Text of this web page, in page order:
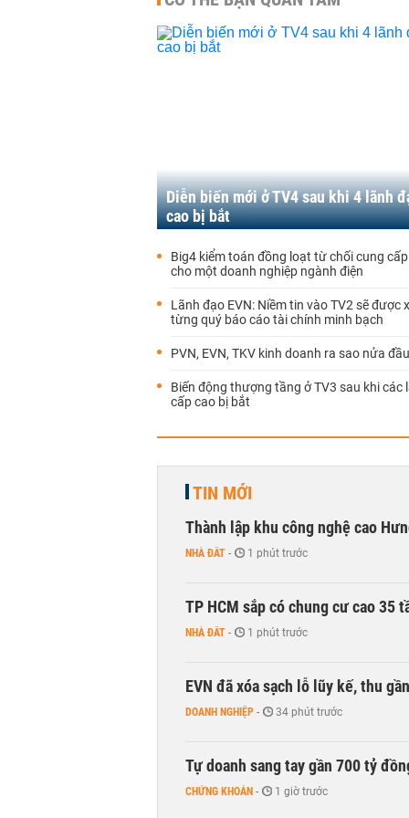
Diễn biến mới ở TV4 sau khi 4 lãnh
cao bị bắt
Big4 kiểm toán đồng loạt từ chối cung
cho một doanh nghiệp ngành điện
Lãnh đạo EVN: Niềm tin vào TV2 sẽ được
từng quý báo cáo tài chính minh bạch
PVN, EVN, TKV kinh doanh ra sao nửa
Biến động thượng tầng ở TV3 sau khi các
cấp cao bị bắt
TIN MỚI
Thành lập khu công nghệ cao
NHÀ ĐẤT - 1 phút trước
TP HCM sắp có chung cư cao 35
NHÀ ĐẤT - 1 phút trước
EVN đã xóa sạch lỗ lũy kế, thu
DOANH NGHIỆP - 34 phút trước
Tự doanh sang tay gần 700 tỷ
CHỨNG KHOÁN - 1 giờ trước